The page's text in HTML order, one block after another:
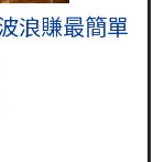
浪賺最簡單